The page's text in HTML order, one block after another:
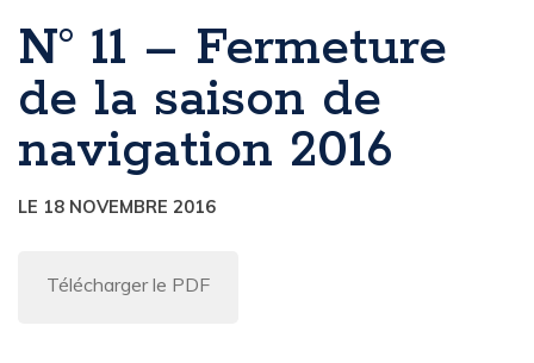
N° 11 – Fermeture
de la saison de
navigation 2016
LE 18 NOVEMBRE 2016
Télécharger le PDF